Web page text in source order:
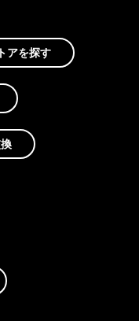
アを探す